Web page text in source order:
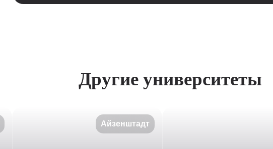
Другие университеты
Айзенштадт